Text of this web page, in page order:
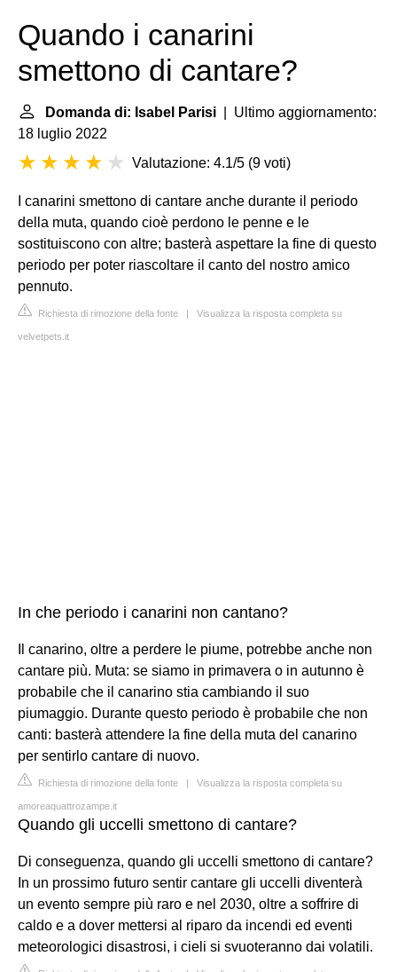
Quando i canarini
smettono di cantare?
Domanda di: Isabel Parisi | Ultimo aggiornamento:
18 luglio 2022
Valutazione: 4.1/5 (9 voti)
I canarini smettono di cantare anche durante il periodo
della muta, quando cioè perdono le penne e le
sostituiscono con altre; basterà aspettare la fine di questo
periodo per poter riascoltare il canto del nostro amico
pennuto.
Richiesta di rimozione della fonte | Visualizza la risposta completa su
velvetpets.it
In che periodo i canarini non cantano?
Il canarino, oltre a perdere le piume, potrebbe anche non
cantare più. Muta: se siamo in primavera o in autunno è
probabile che il canarino stia cambiando il suo
piumaggio. Durante questo periodo è probabile che non
canti: basterà attendere la fine della muta del canarino
per sentirlo cantare di nuovo.
Richiesta di rimozione della fonte | Visualizza la risposta completa su
amoreaquattrozampe.it
Quando gli uccelli smettono di cantare?
Di conseguenza, quando gli uccelli smettono di cantare?
In un prossimo futuro sentir cantare gli uccelli diventerà
un evento sempre più raro e nel 2030, oltre a soffrire di
caldo e a dover mettersi al riparo da incendi ed eventi
meteorologici disastrosi, i cieli si svuoteranno dai volatili.